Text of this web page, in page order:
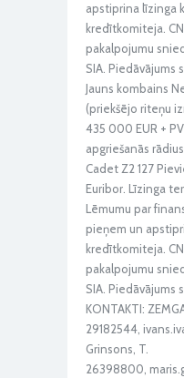
apstiprina līzinga
kredītkomiteja.
pakalpojumu
SIA. Piedāvājums
Jauns kombains
(priekšējo riteņu
435 000 EUR +
apgriešanās
Cadet Z2 127
Euribor. Līzinga
Lēmumu par
pieņem un
kredītkomiteja.
pakalpojumu
SIA. Piedāvājums
KONTAKTI:
29182544,
Grinsons, T.
26398800,